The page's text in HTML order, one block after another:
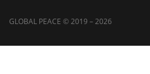
GLOBAL PEACE © 2019 – 2026